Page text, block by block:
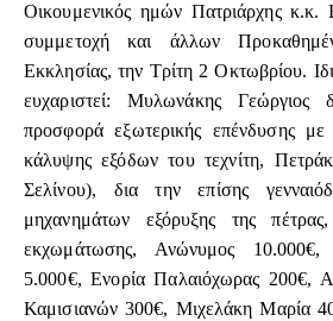
Οικουμενικός ημών Πατριάρχης κ.κ.
συμμετοχή και άλλων
Εκκλησίας, την Τρίτη 2 Οκτωβρίου.
ευχαριστεί: Μυλωνάκης Γεώργιος
προσφορά εξωτερικής επένδυσης
κάλυψης εξόδων του τεχνίτη,
Σελίνου), δια την επίσης
μηχανημάτων εξόρυξης της
εκχωμάτωσης, Ανώνυμος 10.000€,
5.000€, Ενορία Παλαιόχωρας 200€,
Καμισιανών 300€, Μιχελάκη Μαρία